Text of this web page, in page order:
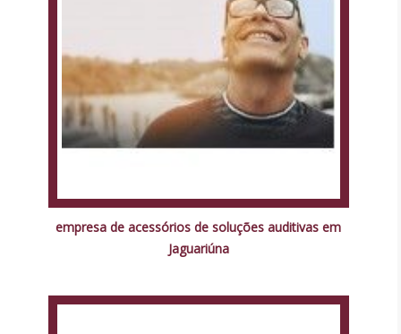
empresa de acessórios de soluções auditivas em
Jaguariúna